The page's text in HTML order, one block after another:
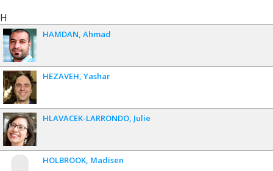
H
HAMDAN Ahmad
HEZAVEH Yashar
HLAVACEK-LARRONDO Julie
HOLBROOK Madisen